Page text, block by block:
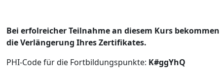
Bei erfolreicher Teilnahme an diesem Kurs
die Verlängerung Ihres Zertifikates.
PHI-Code für die Fortbildungspunkte: K#ggYhQ